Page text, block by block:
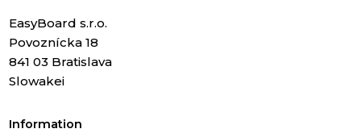
EasyBoard s.r.o.
Povoznícka 18
841 03 Bratislava
Slowakei
Information